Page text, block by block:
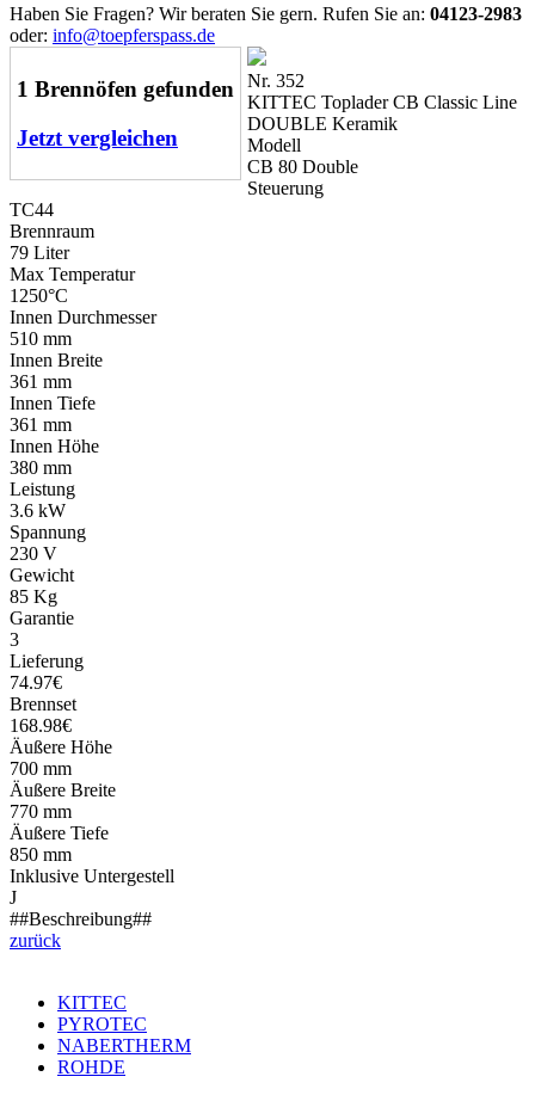
Haben Sie Fragen? Wir beraten Sie gern. Rufen Sie an: 04123-2983
oder: info@toepferspass.de
1 Brennöfen gefunden
Jetzt vergleichen
Nr. 352
KITTEC Toplader CB Classic Line
DOUBLE Keramik
Modell
CB 80 Double
Steuerung
TC44
Brennraum
79 Liter
Max Temperatur
1250°C
Innen Durchmesser
510 mm
Innen Breite
361 mm
Innen Tiefe
361 mm
Innen Höhe
380 mm
Leistung
3.6 kW
Spannung
230 V
Gewicht
85 Kg
Garantie
3
Lieferung
74.97€
Brennset
168.98€
Äußere Höhe
700 mm
Äußere Breite
770 mm
Äußere Tiefe
850 mm
Inklusive Untergestell
J
##Beschreibung##
zurück
KITTEC
PYROTEC
NABERTHERM
ROHDE